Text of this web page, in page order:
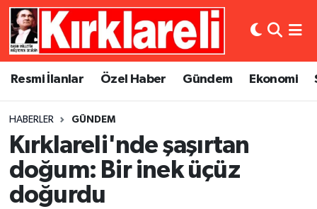
Resmi İlanlar Özel Haber Gündem Ekonomi
HABERLER GÜNDEM
Kırklareli'nde şaşırtan
doğum: Bir inek üçüz
doğurdu
Resmi İlanlar
Gündem
Ekonomi
Siyaset
Asayiş
Dünya
Eğitim
Kültür Sanat
Künye
Gizlilik Sözleşmesi
Merkez Nöbetçi Eczaneler
Merkez Trafik Yoğunluk Haritası
Süper Lig Puan Durumu ve Fikstür
Tüm Manşetler